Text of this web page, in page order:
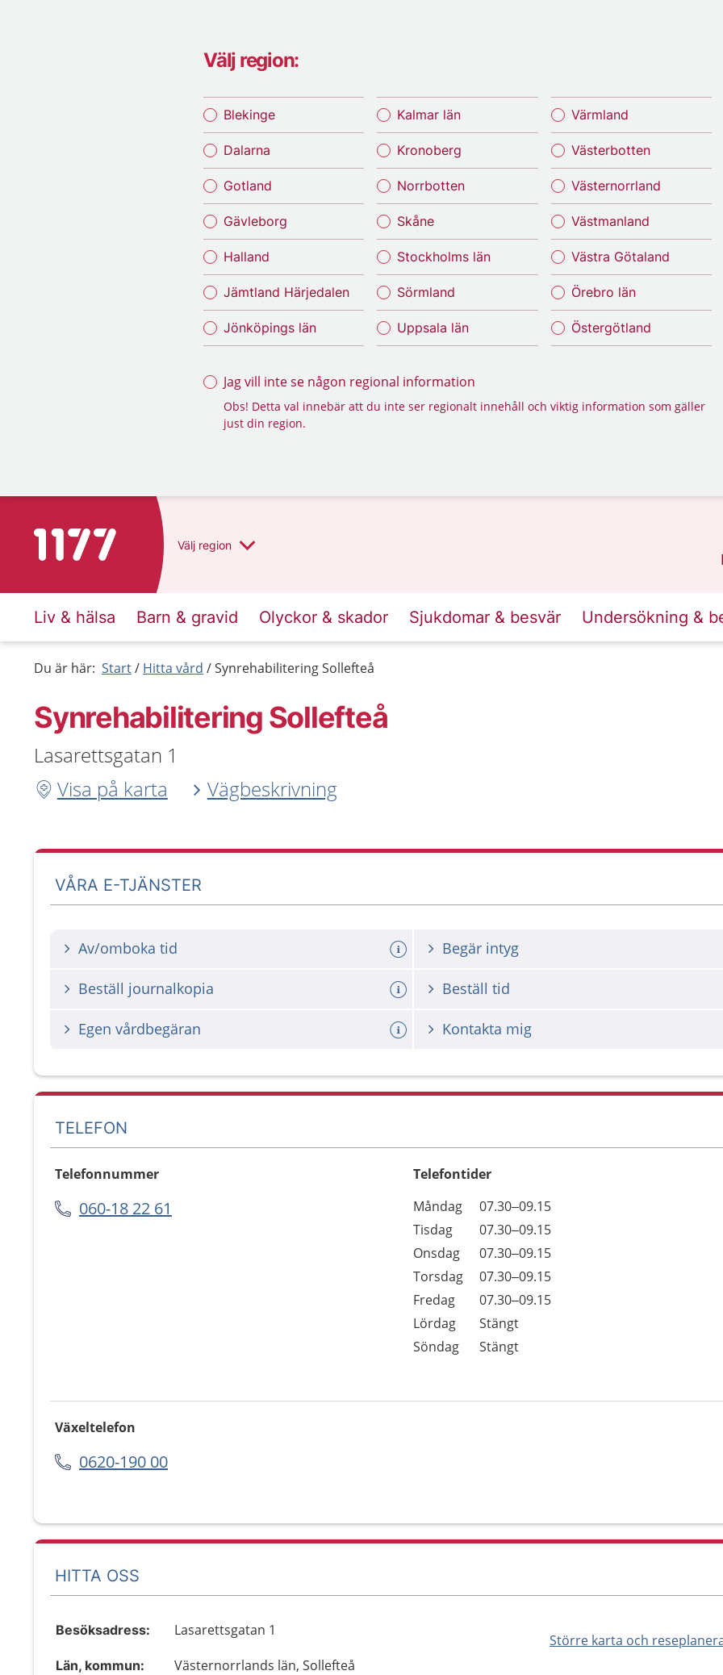
Välj region:
Blekinge
Dalarna
Gotland
Gävleborg
Halland
Jämtland Härjedalen
Jönköpings län
Kalmar län
Kronoberg
Norrbotten
Skåne
Stockholms län
Sörmland
Uppsala län
Värmland
Västerbotten
Västernorrland
Västmanland
Västra Götaland
Örebro län
Östergötland
Jag vill inte se någon regional information
Obs! Detta val innebär att du inte ser regionalt innehåll och viktig information som gäller
just din region.
Till startsidan för 1177 Välj region
Liv & hälsa Barn & gravid Olyckor & skador Sjukdomar & besvär Undersökning &
Du är här: Start Hitta vård Synrehabilitering Sollefteå
Synrehabilitering Sollefteå
Lasarettsgatan 1
Visa på karta
Vägbeskrivning
VÅRA E-TJÄNSTER
Av/omboka tid Begär intyg
Beställ journalkopia Beställ tid
Egen vårdbegäran Kontakta mig
TELEFON
Telefonnummer
060-18 22 61
Telefontider
Dag
Öppettider
Kommentarer
Måndag
07.30–09.15
Tisdag
07.30–09.15
Onsdag
07.30–09.15
Torsdag
07.30–09.15
Fredag
07.30–09.15
Lördag
Stängt
Söndag
Stängt
Växeltelefon
0620-190 00
HITTA OSS
Större karta och
Besöksadress: Lasarettsgatan 1
Län, kommun: Västernorrlands län, Sollefteå